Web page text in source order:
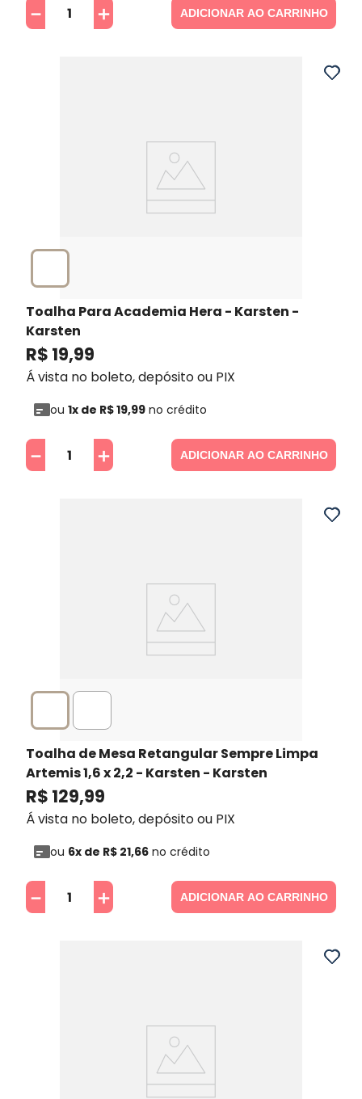
＋
－ ADICIONAR AO CARRINHO
Toalha Para Academia Hera - Karsten -
Karsten
R$ 19,99
Á vista no boleto, depósito ou PIX
ou 1x de R$19,99 no crédito
＋
－ ADICIONAR AO CARRINHO
Toalha de Mesa Retangular Sempre Limpa
Artemis 1,6 x 2,2 - Karsten - Karsten
R$ 129,99
Á vista no boleto, depósito ou PIX
ou 6x de R$ 21,66 no crédito
＋
－ ADICIONAR AO CARRINHO